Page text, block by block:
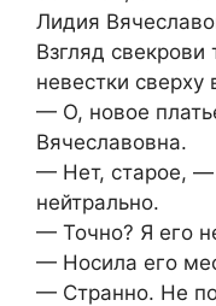
Лидия
Взгляд свекрови
невестки сверху
— О, новое
Вячеславовна.
— Нет, старое, —
нейтрально.
— Точно? Я его
— Носила его
— Странно. Не